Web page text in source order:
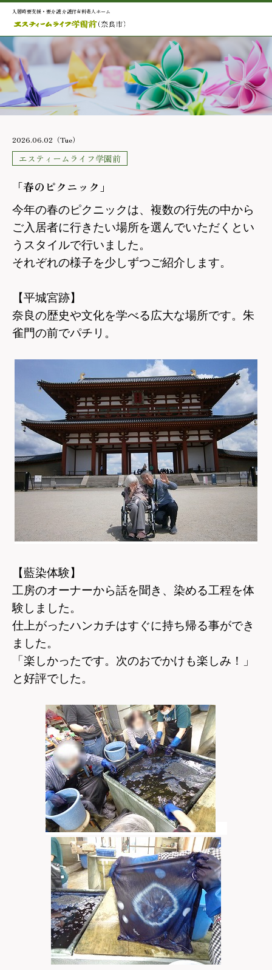
入居時要支援・要介護 介護付有料老人ホーム
2026.06.02（Tue）
エスティームライフ学園前
「春のピクニック」
今年の春のピクニックは、複数の行先の中から
ご入居者に行きたい場所を選んでいただくとい
うスタイルで行いました。
それぞれの様子を少しずつご紹介します。
【平城宮跡】
奈良の歴史や文化を学べる広大な場所です。朱
雀門の前でパチリ。
【藍染体験】
工房のオーナーから話を聞き、染める工程を体
験しました。
仕上がったハンカチはすぐに持ち帰る事ができ
ました。
「楽しかったです。次のおでかけも楽しみ！」
と好評でした。